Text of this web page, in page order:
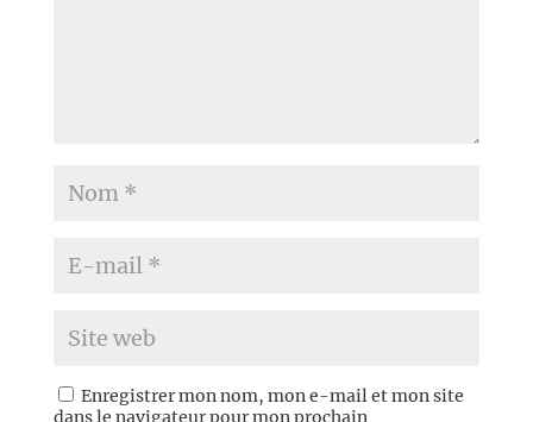
Enregistrer mon nom, mon e-mail et mon site
dans le navigateur pour mon prochain